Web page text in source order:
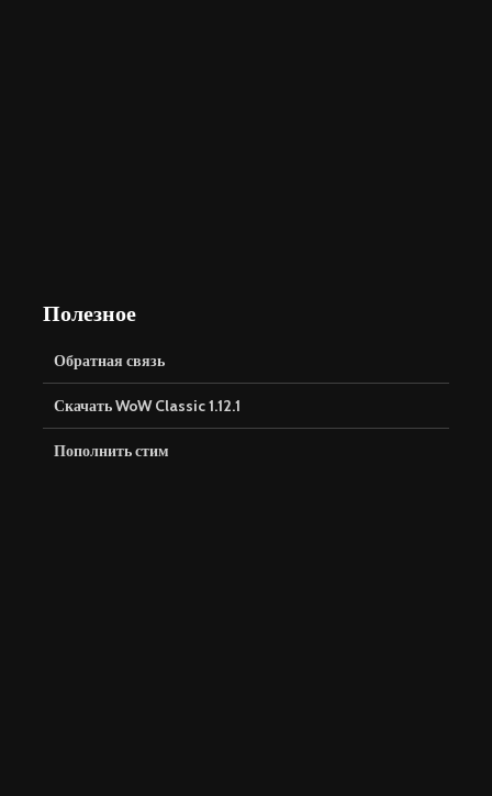
Полезное
Обратная связь
Скачать WoW Classic 1.12.1
Пополнить стим